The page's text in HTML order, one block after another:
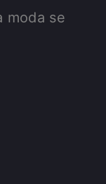
moda se